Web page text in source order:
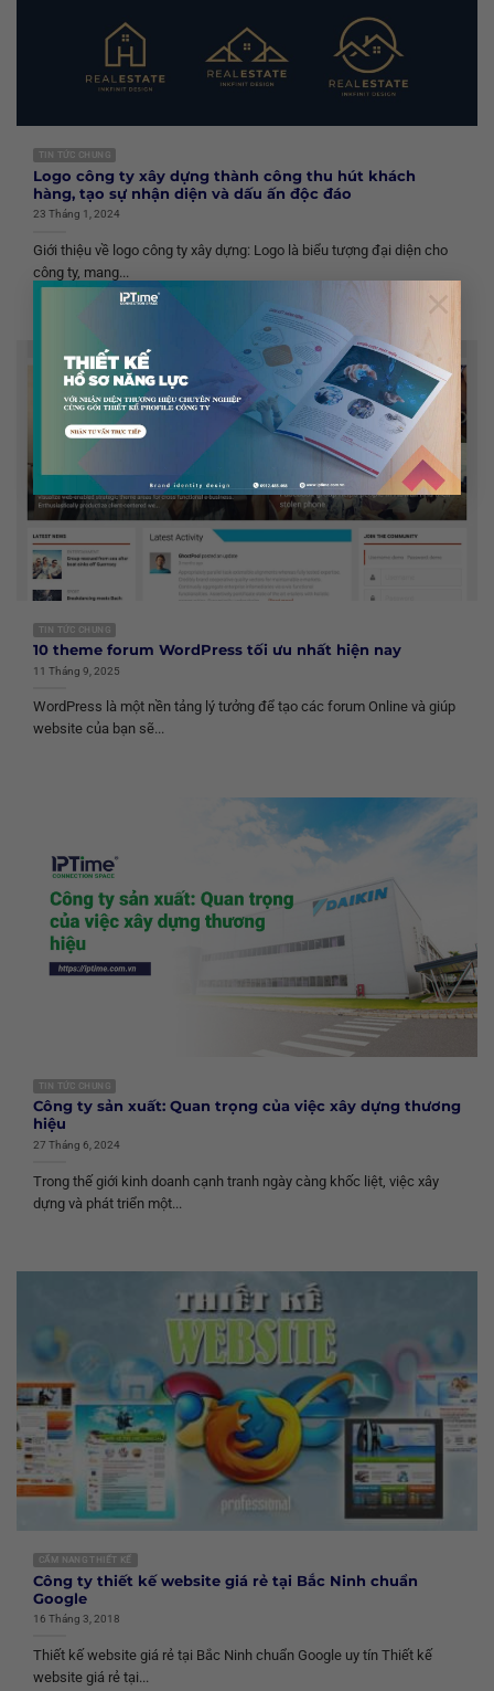
×
TIN TỨC CHUNG
Logo công ty xây dựng thành công thu hút khách
hàng, tạo sự nhận diện và dấu ấn độc đáo
23 Tháng 1, 2024
Giới thiệu về logo công ty xây dựng: Logo là biểu tượng đại diện cho
công ty, mang...
TIN TỨC CHUNG
10 theme forum WordPress tối ưu nhất hiện nay
11 Tháng 9, 2025
WordPress là một nền tảng lý tưởng để tạo các forum Online và giúp
website của bạn sẽ...
TIN TỨC CHUNG
Công ty sản xuất: Quan trọng của việc xây dựng thương
hiệu
27 Tháng 6, 2024
Trong thế giới kinh doanh cạnh tranh ngày càng khốc liệt, việc xây
dựng và phát triển một...
CẨM NANG THIẾT KẾ
Công ty thiết kế website giá rẻ tại Bắc Ninh chuẩn
Google
16 Tháng 3, 2018
Thiết kế website giá rẻ tại Bắc Ninh chuẩn Google uy tín Thiết kế
website giá rẻ tại...